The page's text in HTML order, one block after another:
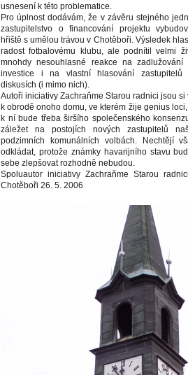
usnesení k této problematice.
Pro úplnost dodávám, že v závěru stejného
zastupitelstvo o financování projektu
hřiště s umělou trávou v Chotěboři. Výsledek
radost fotbalovému klubu, ale podnítil velmi
mnohdy nesouhlasné reakce na zadlužování
investice i na vlastní hlasování zastupitelů
diskusích (i mimo nich).
Autoři iniciativy Zachraňme Starou radnici jsou si
k obrodě onoho domu, ve kterém žije genius
k ní bude třeba širšího společenského
záležet na postojích nových zastupitelů
podzimních komunálních volbách. Nechtějí
odkládat, protože známky havarijního stavu
sebe zlepšovat rozhodně nebudou.
Spoluautor iniciativy Zachraňme Starou
Chotěboři 26. 5. 2006